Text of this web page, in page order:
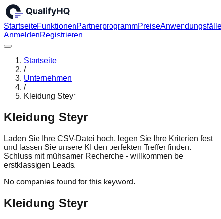
StartseiteFunktionenPartnerprogrammPreiseAnwendungsfälle
AnmeldenRegistrieren
Startseite
/
Unternehmen
/
Kleidung Steyr
Kleidung Steyr
Laden Sie Ihre CSV-Datei hoch, legen Sie Ihre Kriterien fest
und lassen Sie unsere KI den perfekten Treffer finden.
Schluss mit mühsamer Recherche - willkommen bei
erstklassigen Leads.
No companies found for this keyword.
Kleidung Steyr